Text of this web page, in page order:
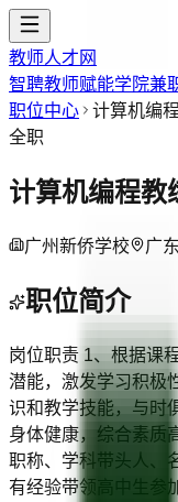
教师人才网
智聘教师赋能学院兼
职位中心
计算机编
全职
计算机编程教
广州新侨学校 广
职位简介
岗位职责 1、根据课
潜能，激发学习积极
识和教学技能，与时
身体健康，综合素质
职称、学科带头人、
有经验带领高中生参